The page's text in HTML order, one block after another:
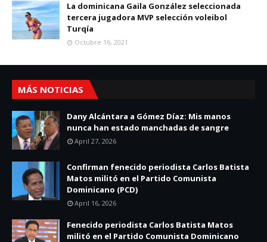
La dominicana Gaila González seleccionada
tercera jugadora MVP selección voleibol
Turqía
Octubre 16, 2021
MÁS NOTICIAS
Dany Alcántara a Gómez Díaz: Mis manos
nunca han estado manchadas de sangre
April 27, 2026
Confirman fenecido periodista Carlos Batista
Matos militó en el Partido Comunista
Dominicano (PCD)
April 16, 2026
Fenecido periodista Carlos Batista Matos
militó en el Partido Comunista Dominicano